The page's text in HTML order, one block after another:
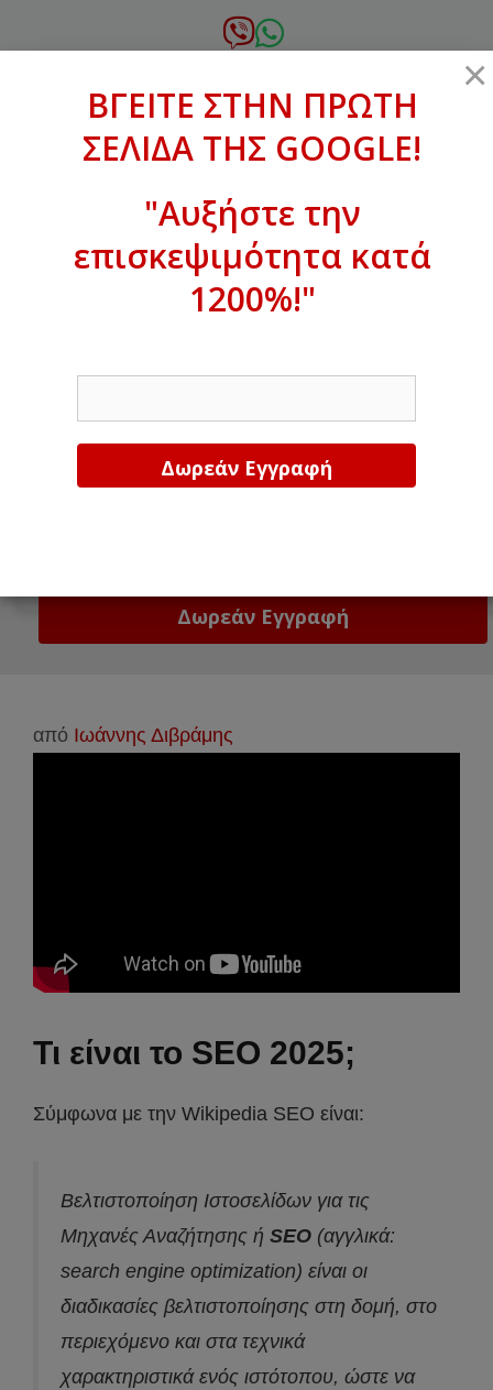
σε
xanthogenous@gmail.com
ΒΓΕΙΤΕ ΣΤΗΝ ΠΡΩΤΗ ΣΕΛΙΔΑ ΤΗΣ
GOOGLE!
από Ιωάννης Διβράμης
Τι είναι το SEO 2025;
Σύμφωνα με την Wikipedia SEO είναι:
Βελτιστοποίηση Ιστοσελίδων για τις
Μηχανές Αναζήτησης ή SEO (αγγλικά:
search engine optimization) είναι οι
διαδικασίες βελτιστοποίησης στη δομή, στο
περιεχόμενο και στα τεχνικά
χαρακτηριστικά ενός ιστότοπου, ώστε να
×
ΒΓΕΙΤΕ ΣΤΗΝ ΠΡΩΤΗ
ΣΕΛΙΔΑ ΤΗΣ GOOGLE!
"Αυξήστε την
επισκεψιμότητα κατά
1200%!"